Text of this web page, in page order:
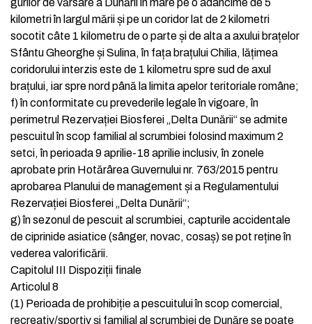
gurilor de vărsare a Dunării în mare pe o adâncime de 5
kilometri în largul mării și pe un coridor lat de 2 kilometri
socotit câte 1 kilometru de o parte și de alta a axului brațelor
Sfântu Gheorghe și Sulina, în fața brațului Chilia, lățimea
coridorului interzis este de 1 kilometru spre sud de axul
brațului, iar spre nord până la limita apelor teritoriale române;
f)în conformitate cu prevederile legale în vigoare, în
perimetrul Rezervației Biosferei „Delta Dunării“ se admite
pescuitul în scop familial al scrumbiei folosind maximum 2
setci, în perioada 9 aprilie-18 aprilie inclusiv, în zonele
aprobate prin Hotărârea Guvernului nr. 763/2015 pentru
aprobarea Planului de management și a Regulamentului
Rezervației Biosferei „Delta Dunării“;
g)în sezonul de pescuit al scrumbiei, capturile accidentale
de ciprinide asiatice (sânger, novac, cosaș) se pot reține în
vederea valorificării.
Capitolul III Dispoziții finale
Articolul 8
(1) Perioada de prohibiție a pescuitului în scop comercial,
recreativ/sportiv și familial al scrumbiei de Dunăre se poate